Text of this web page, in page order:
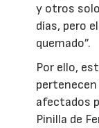
y otros
días, pero
quemado”.
Por ello,
afectados
Pinilla de